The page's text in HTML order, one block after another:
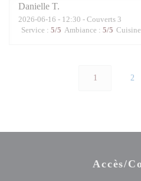
Danielle T
2026-06-16 - 12:30 - Couverts 3
Service : 5/5 Ambiance : 5/5 Cuisine
1 2
Accès/